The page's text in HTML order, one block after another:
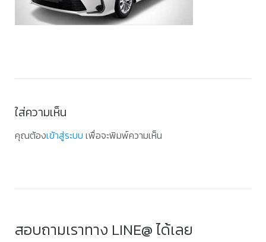
ใส่ความเห็น
คุณต้องเข้าสู่ระบบ เพื่อจะพิมพ์ความเห็น
สอบถามเราทาง LINE@ ได้เลย